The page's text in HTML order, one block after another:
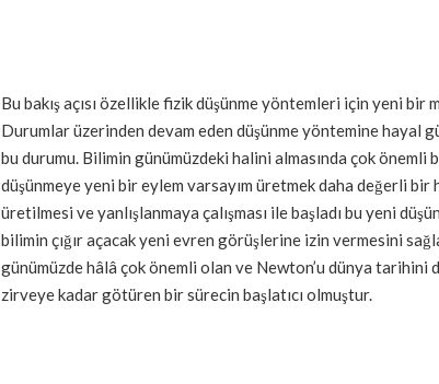
Bu bakış açısı özellikle fizik düşünme yöntemleri için yeni bir
Durumlar üzerinden devam eden düşünme yöntemine hayal
bu durumu. Bilimin günümüzdeki halini almasında çok önemli
düşünmeye yeni bir eylem varsayım üretmek daha değerli bir
üretilmesi ve yanlışlanmaya çalışması ile başladı bu yeni
bilimin çığır açacak yeni evren görüşlerine izin vermesini
günümüzde hâlâ çok önemli olan ve Newton’u dünya
zirveye kadar götüren bir sürecin başlatıcı olmuştur.